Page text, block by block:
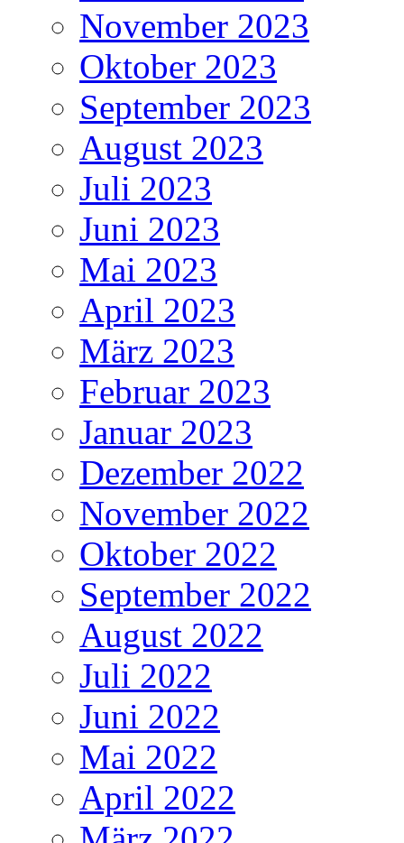
November 2023
Oktober 2023
September 2023
August 2023
Juli 2023
Juni 2023
Mai 2023
April 2023
März 2023
Februar 2023
Januar 2023
Dezember 2022
November 2022
Oktober 2022
September 2022
August 2022
Juli 2022
Juni 2022
Mai 2022
April 2022